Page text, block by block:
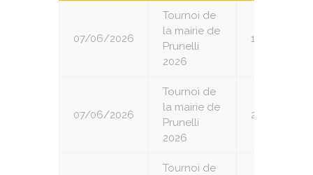
07/06/2026
Tournoi de
la mairie de
Prunelli
2026
1
07/06/2026
Tournoi de
la mairie de
Prunelli
2026
2
Tournoi de